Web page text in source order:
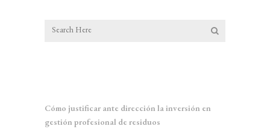
Cómo justificar ante dirección la inversión en
gestión profesional de residuos